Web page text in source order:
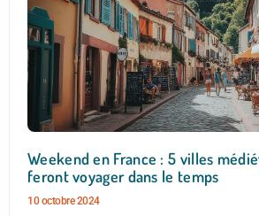
Weekend en France : 5 villes
feront voyager dans le temps
10 octobre 2024